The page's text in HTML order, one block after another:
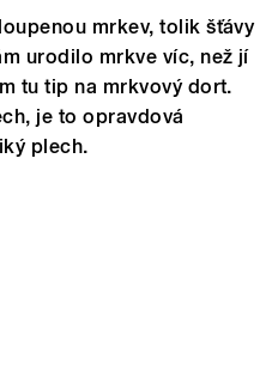
mrkev, tolik šťávy
urodilo mrkve víc, než jí
tu tip na mrkvový dort.
je to opravdová
plech.